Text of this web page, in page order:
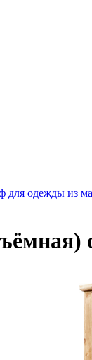
для одежды из